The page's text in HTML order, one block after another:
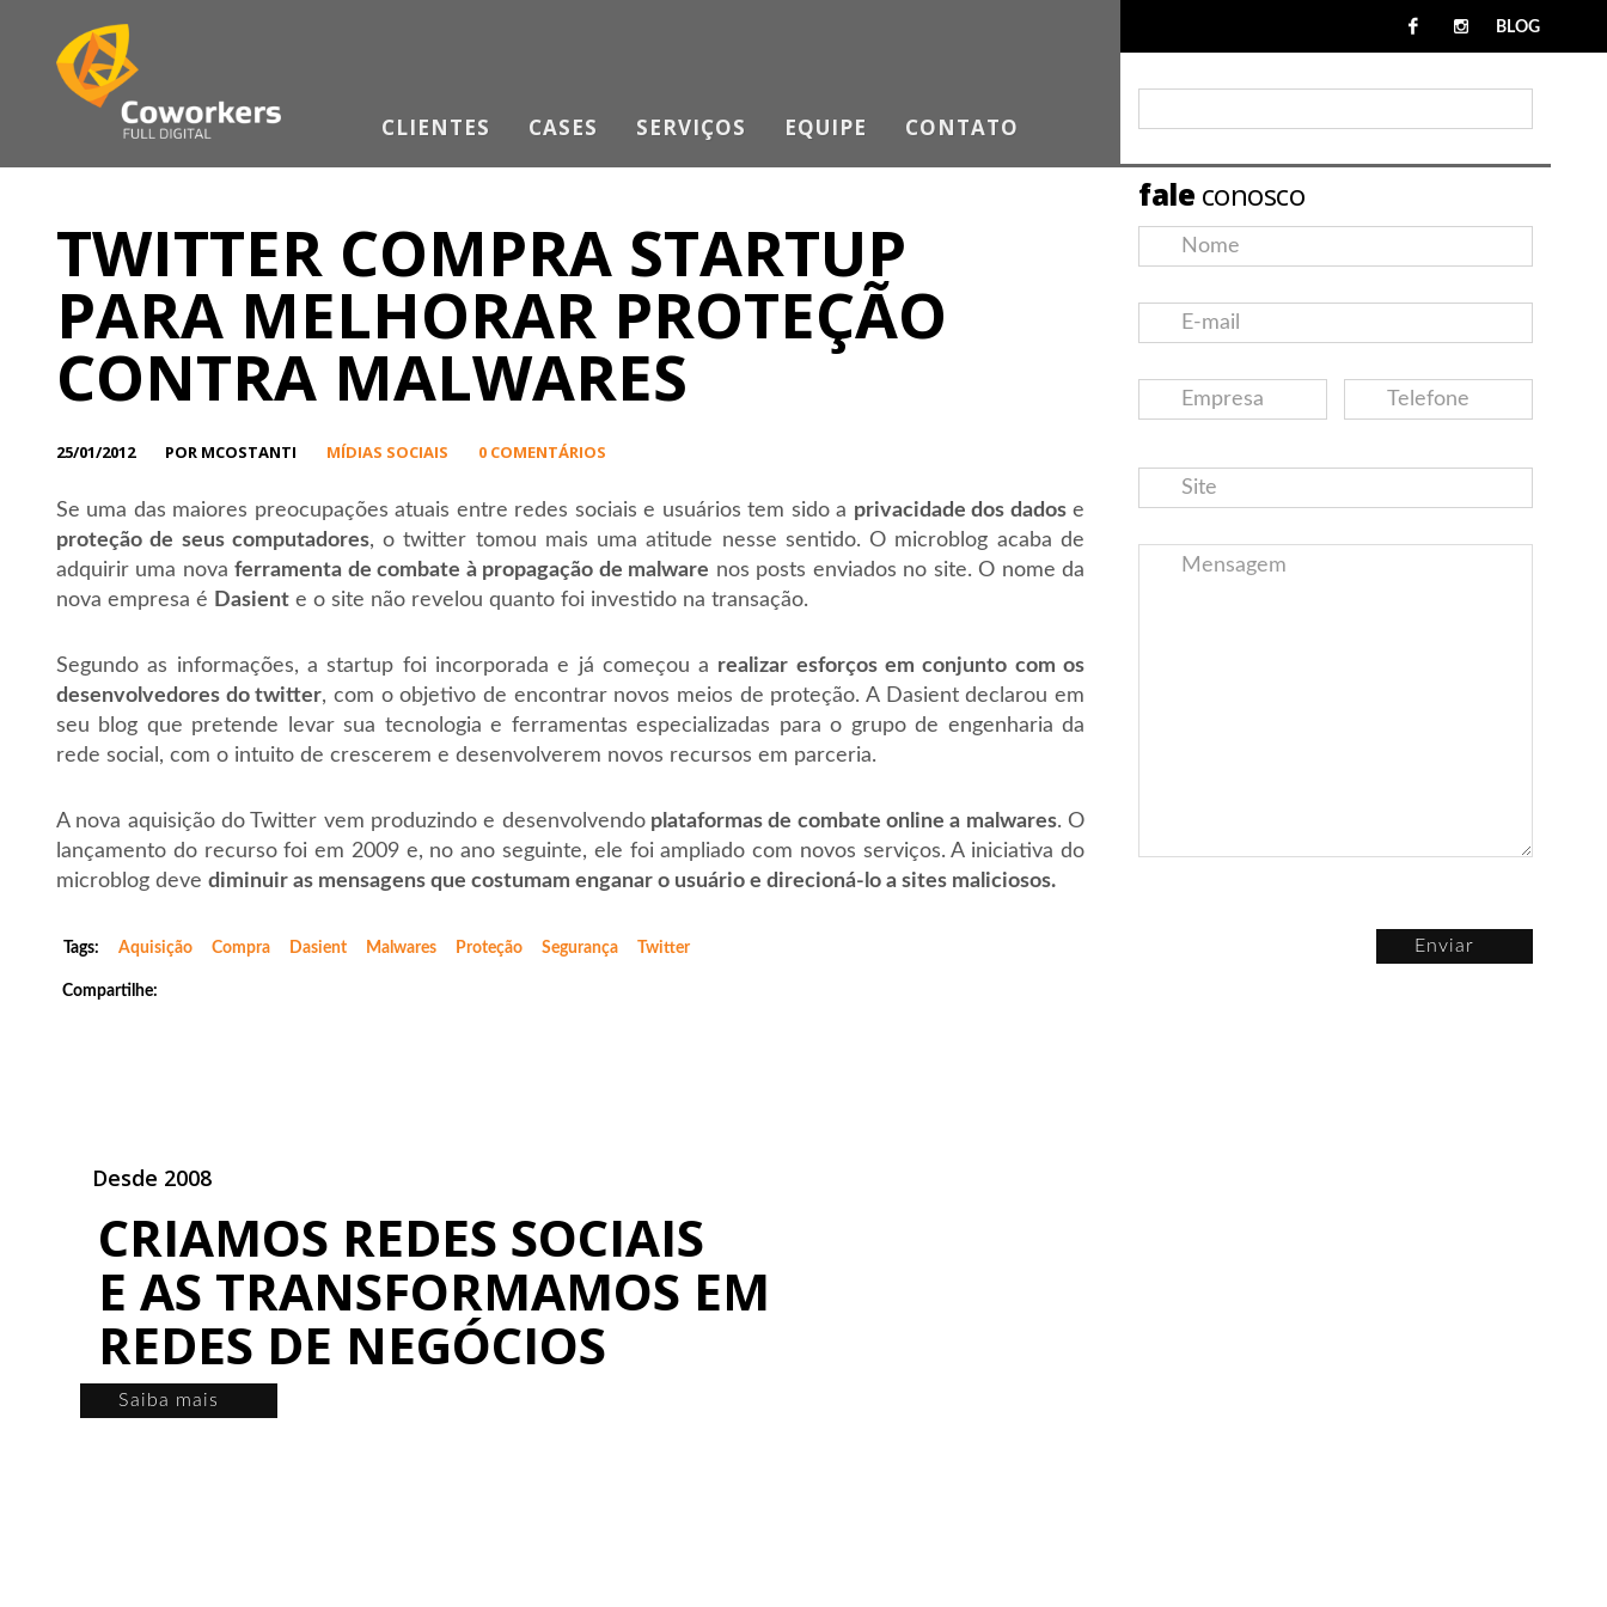
BLOG
CLIENTES CASES SERVIÇOS EQUIPE CONTATO
fale conosco
Enviar
TWITTER COMPRA STARTUP
PARA MELHORAR PROTEÇÃO
CONTRA MALWARES
25/01/2012 POR MCOSTANTI MÍDIAS SOCIAIS 0 COMENTÁRIOS
Se uma das maiores preocupações atuais entre redes sociais e usuários tem sido a privacidade dos dadose
proteção de seus computadores, o twitter tomou mais uma atitude nesse sentido. O microblog acaba de
adquirir uma novaferramenta de combate à propagação de malware nos posts enviados no site. O nome da
nova empresa é Dasient e o site não revelou quanto foi investido na transação.
Segundo as informações, a startup foi incorporada e já começou a realizar esforços em conjunto com os
desenvolvedores do twitter, com o objetivo de encontrar novos meios de proteção. A Dasient declarou em
seu blog que pretende levar sua tecnologia e ferramentas especializadas para o grupo de engenharia da
rede social, com o intuito de crescerem e desenvolverem novos recursos em parceria.
A nova aquisição do Twitter vem produzindo e desenvolvendoplataformas de combate online a malwares. O
lançamento do recurso foi em 2009 e, no ano seguinte, ele foi ampliado com novos serviços. A iniciativa do
microblog deve diminuir as mensagens que costumam enganar o usuário e direcioná-lo a sites maliciosos.
Tags: Aquisição Compra Dasient Malwares Proteção Segurança Twitter
Compartilhe:
Desde 2008
CRIAMOS REDES SOCIAIS
E AS TRANSFORMAMOS EM
REDES DE NEGÓCIOS
Saiba mais